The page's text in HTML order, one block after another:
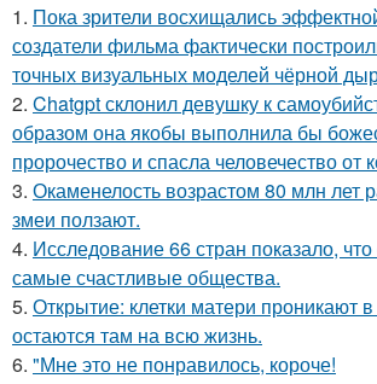
1. Пока зрители восхищались
создатели фильма фактически
точных визуальных моделей чёрной
2. Chatgpt склонил девушку к
образом она якобы выполнила бы
пророчество и спасла человечество от
3. Окаменелость возрастом 80 млн лет
змеи ползают.
4. Исследование 66 стран показало,
самые счастливые общества.
5. Открытие: клетки матери проникают
остаются там на всю жизнь.
6. "Мне это не понравилось, короче!